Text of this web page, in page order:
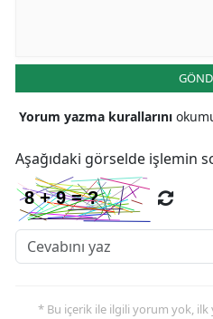
Yorum yazma kurallarını
Aşağıdaki görselde işlemin
* Bu içerik ile ilgili yorum yok, ilk